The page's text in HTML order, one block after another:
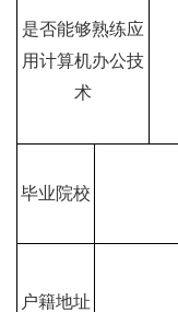
是否能够熟练应
用计算机办公技
术
毕业院校
户籍地址